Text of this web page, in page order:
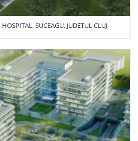
SUCEAGU, JUDETUL CLUJ